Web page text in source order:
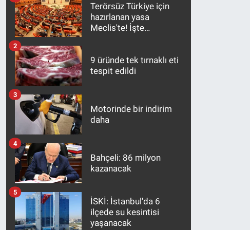
Terörsüz Türkiye için
hazırlanan yasa
Meclis'te! İşte
9 üründe tek tırnaklı eti
tespit edildi
2
Motorinde bir indirim
daha
3
Bahçeli: 86 milyon
kazanacak
4
İSKİ: İstanbul'da 6
ilçede su kesintisi
yaşanacak
5